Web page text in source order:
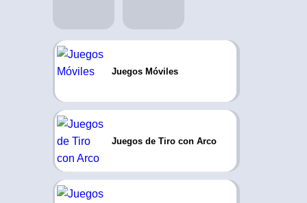
Juegos Móviles
Juegos de Tiro con Arco